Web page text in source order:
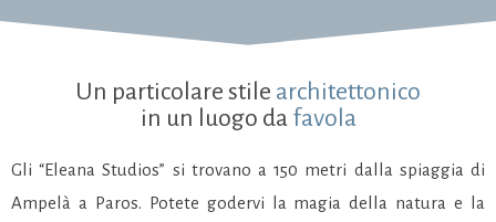
Un particolare stile architettonico
in un luogo da favola
Gli “Eleana Studios” si trovano a 150 metri dalla spiaggia di
Ampelà a Paros. Potete godervi la magia della natura e la